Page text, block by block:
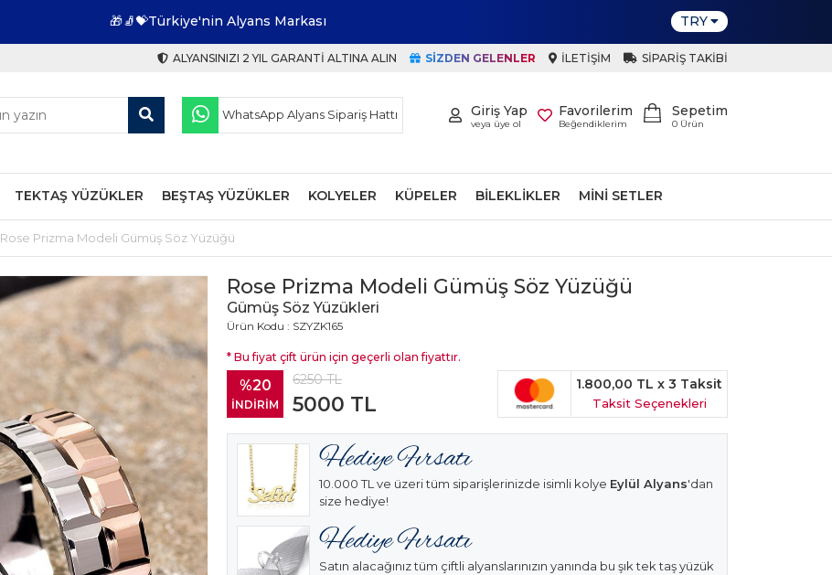
🎁🧦💝Türkiye'nin Alyans Markası TRY
ALYANSINIZI 2 YIL GARANTI ALTINA ALIN SIZDEN GELENLER İLETIŞIM SIPARIŞ TAKIBI
Sepetim
0 Ürün
Favorilerim
Beğendiklerim
Giriş Yap
veya üye ol
WhatsApp Alyans Sipariş Hattı
TEKTAŞ YÜZÜKLER BEŞTAŞ YÜZÜKLER KOLYELER KÜPELER BILEKLIKLER MINI SETLER
Rose Prizma Modeli Gümüş Söz Yüzüğü
Rose Prizma Modeli Gümüş Söz Yüzüğü
Gümüş Söz Yüzükleri
Ürün Kodu : SZYZK165
* Bu fiyat çift ürün için geçerli olan fiyattır.
%20
İNDİRİM
6250TL
5000 TL
1.800,00 TL x 3 Taksit
Taksit Seçenekleri
10.000 TL ve üzeri tüm siparişlerinizde isimli kolye Eylül Alyans'dan
size hediye!
Satın alacağınız tüm çiftli alyanslarınızın yanında bu şık tek taş yüzük